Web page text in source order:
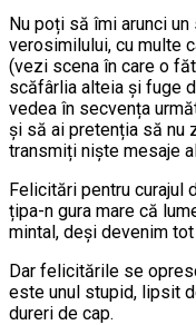
Nu poți să îmi arunci
verosimilului, cu multe
(vezi scena în care o
scăfârlia alteia și fuge
vedea în secvența
și să ai pretenția să nu
transmiți niște mesaje
Felicitări pentru curajul
țipa-n gura mare că
mintal, deși devenim
Dar felicitările se
este unul stupid, lipsit
dureri de cap.